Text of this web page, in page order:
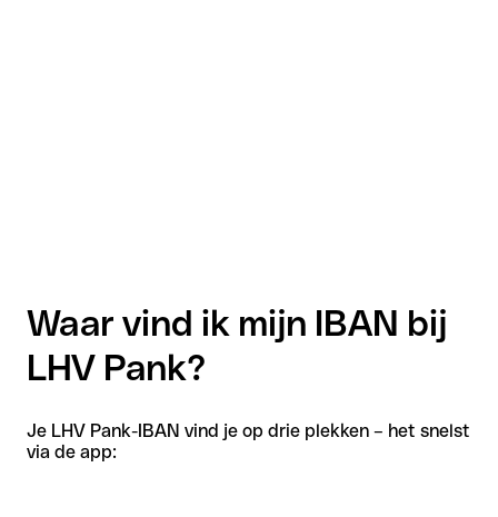
Waar vind ik mijn IBAN bij
LHV Pank?
Je LHV Pank-IBAN vind je op drie plekken – het snelst
via de app: